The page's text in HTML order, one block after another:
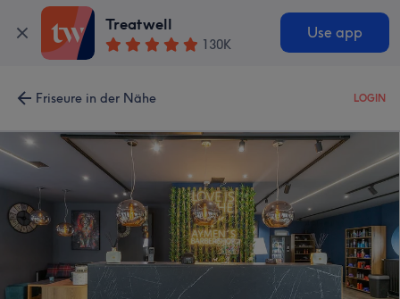
Treatwell
130K
Use app
Friseure in der Nähe LOGIN